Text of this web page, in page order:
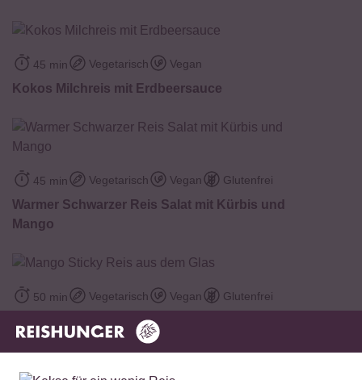
45 min Vegetarisch Vegan
Kokos Milchreis mit Erdbeersauce
45 min Vegetarisch Vegan Glutenfrei
Warmer Schwarzer Reis Salat mit Kürbis und
Mango
50 min Vegetarisch Vegan Glutenfrei
Mango Sticky Reis aus dem Glas